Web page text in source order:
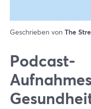
Geschrieben von The
Podcast-